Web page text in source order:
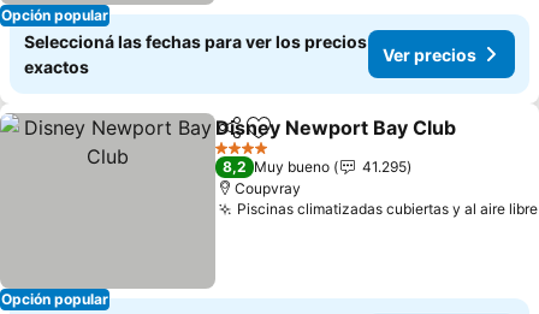
Opción popular
Seleccioná las fechas para ver los precios
exactos
Ver precios
Opción popular
CompartirAñadir a favoritos
Disney Newport Bay Club
4 Estrellas
8,2 Muy bueno
41.295
Coupvray
Piscinas climatizadas cubiertas y al aire libre